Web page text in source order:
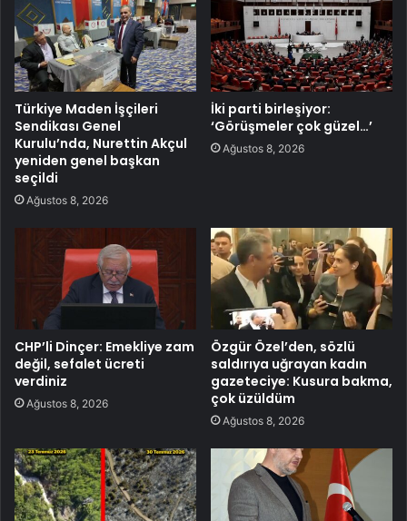
Türkiye Maden İşçileri
Sendikası Genel
Kurulu’nda, Nurettin Akçul
yeniden genel başkan
seçildi
Ağustos 8, 2026
İki parti birleşiyor:
‘Görüşmeler çok güzel…’
Ağustos 8, 2026
CHP’li Dinçer: Emekliye zam
değil, sefalet ücreti
verdiniz
Ağustos 8, 2026
Özgür Özel’den, sözlü
saldırıya uğrayan kadın
gazeteciye: Kusura bakma,
çok üzüldüm
Ağustos 8, 2026